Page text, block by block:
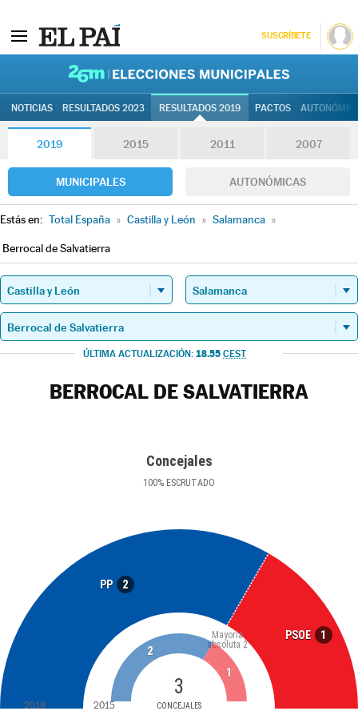
SUSCRÍBETE
NOTICIAS RESULTADOS 2023 RESULTADOS 2019 PACTOS
2019 2015 2011 2007
MUNICIPALES AUTONÓMICAS
Estás en: Total España » Castilla y León » Salamanca »
Berrocal de Salvatierra
ÚLTIMA ACTUALIZACIÓN: 18.55 CEST
BERROCAL DE SALVATIERRA
Concejales
100% ESCRUTADO
PP 2
PSOE 1
3
CONCEJALES
Mayoría
absoluta 2
2
1
2019 2015